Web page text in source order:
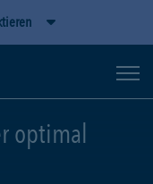
optimal